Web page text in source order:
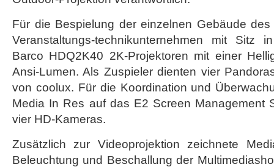
Für die Bespielung der einzelnen Gebäude
Veranstaltungs-technikunternehmen mit Sitz
Barco HDQ2K40 2K-Projektoren mit einer
Ansi-Lumen. Als Zuspieler dienten vier
von coolux. Für die Koordination und
Media In Res auf das E2 Screen Management
vier HD-Kameras.
Zusätzlich zur Videoprojektion zeichnete
Beleuchtung und Beschallung der